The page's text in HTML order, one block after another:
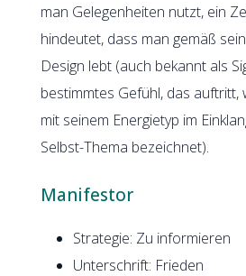
man Gelegenheiten nutzt, ein
hindeutet, dass man gemäß
Design lebt (auch bekannt als
bestimmtes Gefühl, das auftritt,
mit seinem Energietyp im
Selbst-Thema bezeichnet).
Manifestor
Strategie: Zu informieren
Unterschrift: Frieden